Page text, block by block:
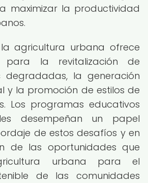
maximizar la productividad
agricultura urbana ofrece
para la revitalización de
degradadas, la generación
y la promoción de estilos de
Los programas educativos
desempeñan un papel
de estos desafíos y en
de las oportunidades que
urbana para el
de las comunidades